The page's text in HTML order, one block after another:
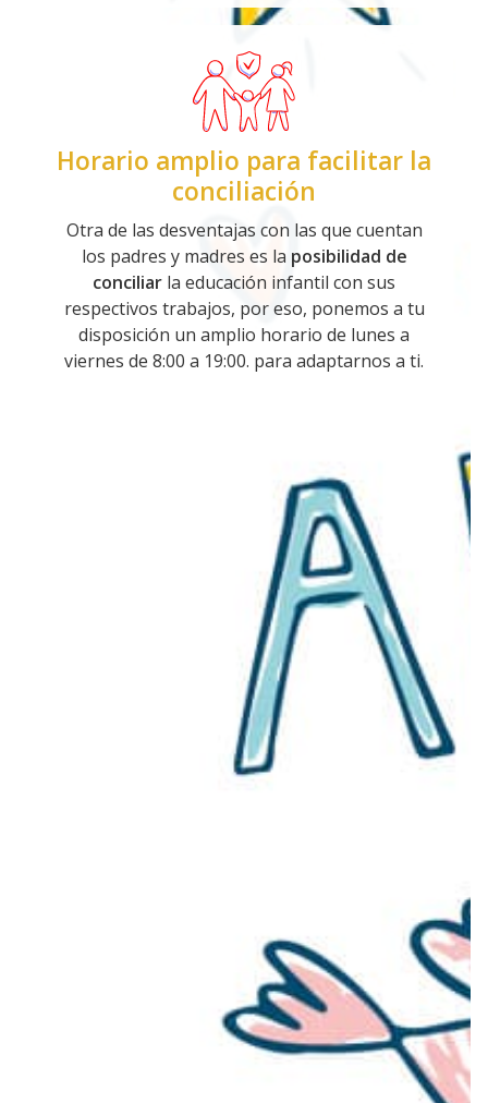
Cuidamos de tus pequeños
Contactar
Horario amplio para facilitar la
conciliación
Otra de las desventajas con las que cuentan
los padres y madres es la posibilidad de
conciliar la educación infantil con sus
respectivos trabajos, por eso, ponemos a tu
disposición un amplio horario de lunes a
viernes de 8:00 a 19:00. para adaptarnos a ti.